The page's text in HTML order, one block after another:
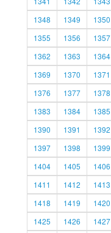
1348
1349 1350
1355
1356 1357
1362
1363 1364
1369
1370 1371
1376
1377 1378
1383
1384 1385
1390
1391 1392
1397
1398 1399
1404
1405 1406
1411
1412 1413
1418
1419 1420
1425
1426 1427